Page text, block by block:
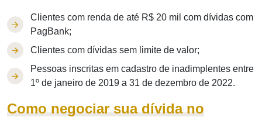
Clientes com renda de até R$ 20 mil com dívidas com
PagBank;
Clientes com dívidas sem limite de valor;
Pessoas inscritas em cadastro de inadimplentes entre
1º de janeiro de 2019 a 31 de dezembro de 2022.
Como negociar sua dívida no